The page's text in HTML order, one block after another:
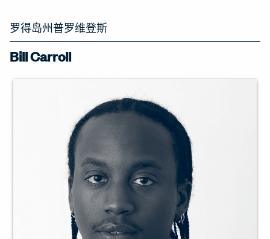
罗得岛州普罗维登斯
Bill Carroll